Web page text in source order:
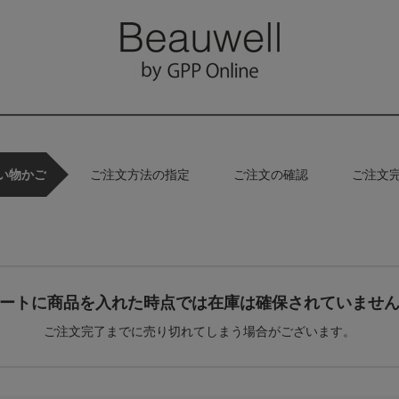
物かご ご注文方法の指定 ご注文の確認 ご注文
トに商品を入れた時点では在庫は確保されていません
ご注文完了までに売り切れてしまう場合がございます。